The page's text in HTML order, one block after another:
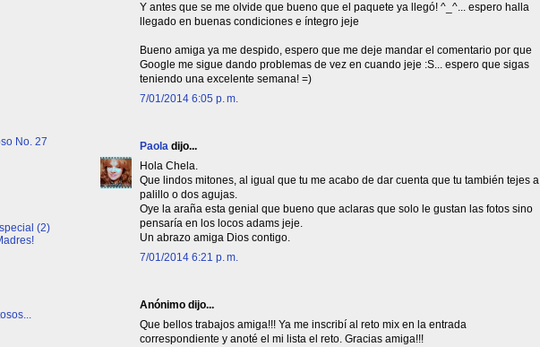
Y antes que se me olvide que bueno que el paquete ya llegó! ^_^... espero halla
llegado en buenas condiciones e íntegro jeje
Bueno amiga ya me despido, espero que me deje mandar el comentario por que
Google me sigue dando problemas de vez en cuando jeje :S... espero que sigas
teniendo una excelente semana! =)
7/01/2014 6:05 p. m.
Paola dijo...
Hola Chela.
Que lindos mitones, al igual que tu me acabo de dar cuenta que tu también tejes a
palillo o dos agujas.
Oye la araña esta genial que bueno que aclaras que solo le gustan las fotos sino
pensaría en los locos adams jeje.
Un abrazo amiga Dios contigo.
7/01/2014 6:21 p. m.
Anónimo dijo...
Que bellos trabajos amiga!!! Ya me inscribí al reto mix en la entrada
correspondiente y anoté el mi lista el reto. Gracias amiga!!!
No. 27
(2)